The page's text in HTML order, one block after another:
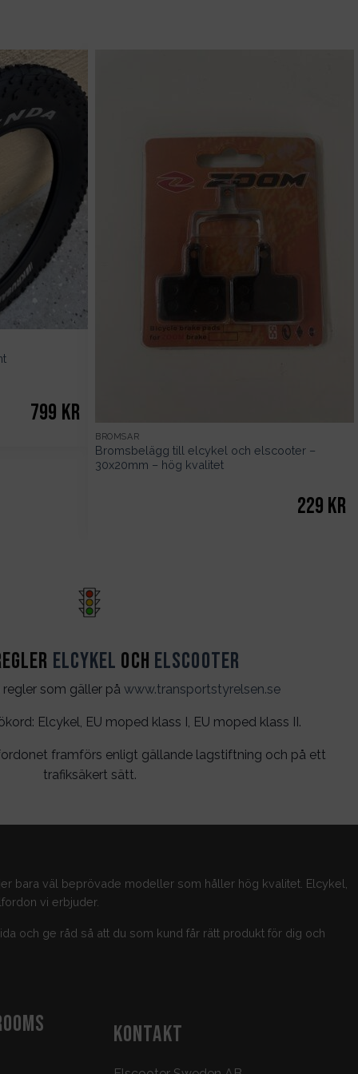
799 kr
BROMSAR
Bromsbelägg till elcykel och elscooter –
30x20mm – hög kvalitet
229 kr
Elcykel och Elscooter
som gäller på www.transportstyrelsen.se
Elcykel, EU moped klass I, EU moped klass II.
framförs enligt gällande lagstiftning och på ett
trafiksäkert sätt.
bara väl beprövade modeller som håller hög kvalitet. Elcykel,
vi erbjuder.
och ge råd så att du som kund får rätt produkt för dig och
KONTAKT